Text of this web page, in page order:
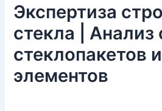
Экспертиза
стекла | Анализ
стеклопакетов
элементов